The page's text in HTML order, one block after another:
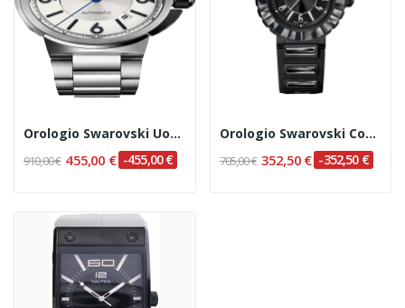
Orologio Swarovski Uomo Cod. 1094358
910,00 € 455,00 € -455,00 €
Orologio Swarovski Cod. 1049643
705,00 € 352,50 € -352,50 €